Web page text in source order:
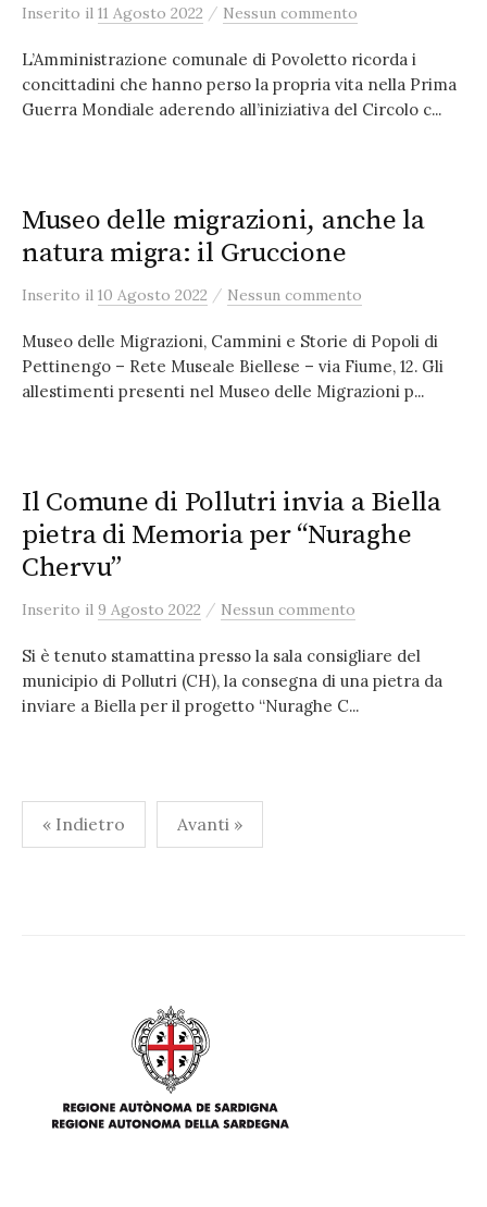
Inserito il 11 Agosto 2022 / Nessun commento
L’Amministrazione comunale di Povoletto ricorda i
concittadini che hanno perso la propria vita nella Prima
Guerra Mondiale aderendo all’iniziativa del Circolo c...
Museo delle migrazioni, anche la
natura migra: il Gruccione
Inserito il 10 Agosto 2022 / Nessun commento
Museo delle Migrazioni, Cammini e Storie di Popoli di
Pettinengo – Rete Museale Biellese – via Fiume, 12. Gli
allestimenti presenti nel Museo delle Migrazioni p...
Il Comune di Pollutri invia a Biella
pietra di Memoria per “Nuraghe
Chervu”
Inserito il 9 Agosto 2022 / Nessun commento
Si è tenuto stamattina presso la sala consigliare del
municipio di Pollutri (CH), la consegna di una pietra da
inviare a Biella per il progetto “Nuraghe C...
Paginazione
degli
« Indietro Avanti »